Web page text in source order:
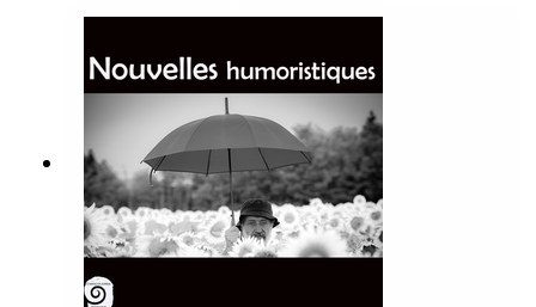
les 70 jours met un smoking pour aller dans une
jeune fille bien rangée.Avec tendresse et
humour, O'Henry nous raconte les mésaventures
de ce jeune homme, en quête d'ascension
sociale. Lue par Fabienne Prost Vous voulez
acheter le CD New York Tic Tac, dont est extrait
la nouvelle ? New york Tic
tachttps://www.paypal.com/ncp/payment/SY5DN
EQKH86FA